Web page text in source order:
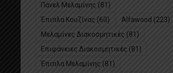
Πάνελ Μελαμίνης (81)
Έπιπλα Κουζίνας (60) Alfawood (223)
Μελαμίνες Διακοσμητικές (81)
Επιφάνειες Διακοσμητικές (81)
Έπιπλα Μελαμίνης (81)